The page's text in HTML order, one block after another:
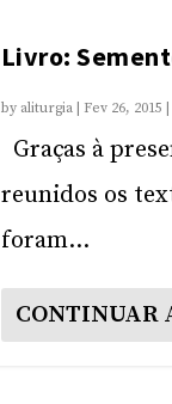
Livro:
by aliturgia| Fev 26, 2015
Graças à
reunidos os
foram...
CONTINUAR